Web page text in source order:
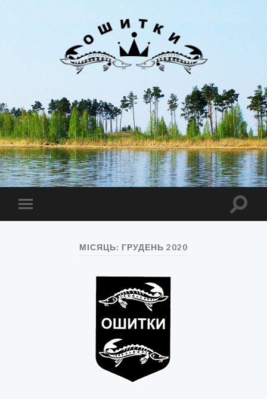
Лиман
Ошитки
Toggle
mobile
Toggle
МІСЯЦЬ: ГРУДЕНЬ 2020